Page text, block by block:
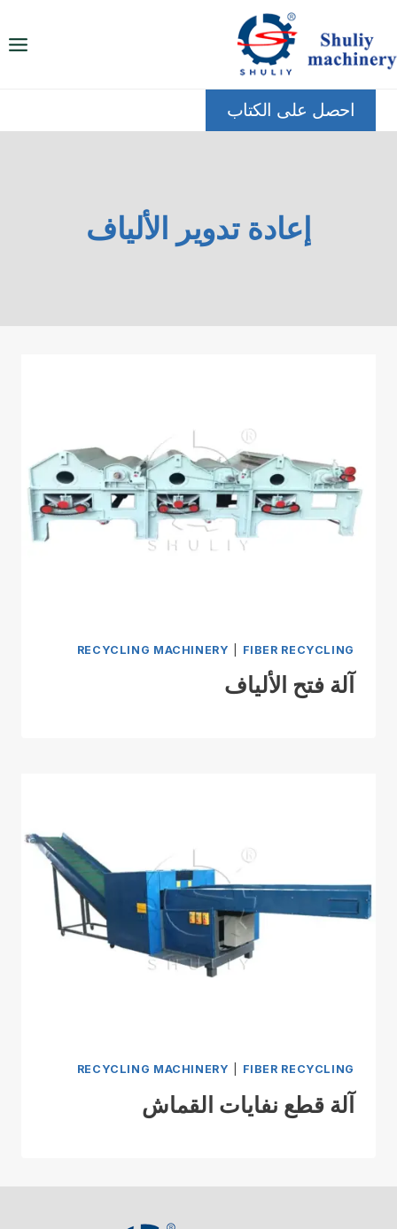
المحتوى
احصل على الكتاب
إعادة تدوير الألياف
RECYCLING MACHINERY FIBER RECYCLING
آلة فتح الألياف
RECYCLING MACHINERY FIBER RECYCLING
آلة قطع نفايات القماش